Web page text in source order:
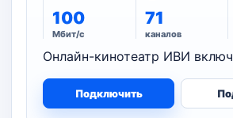
100
Мбит/с
71
каналов
Онлайн-кинотеатр ИВИ
Подключить